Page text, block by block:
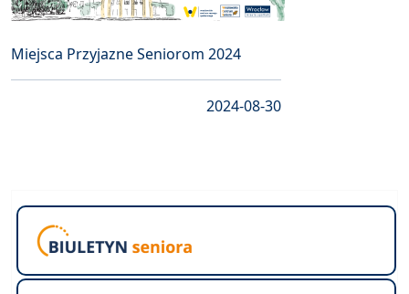
Miejsca Przyjazne Seniorom 2024
2024-08-30